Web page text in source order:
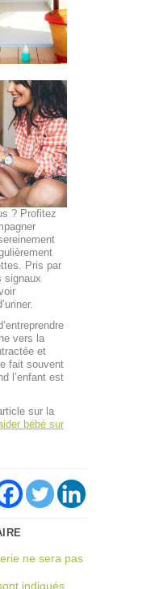
? Profitez
Pris par
signaux
vers la
et
fait souvent
l’enfant est
sur la
bébé sur
ne sera pas
indiqués